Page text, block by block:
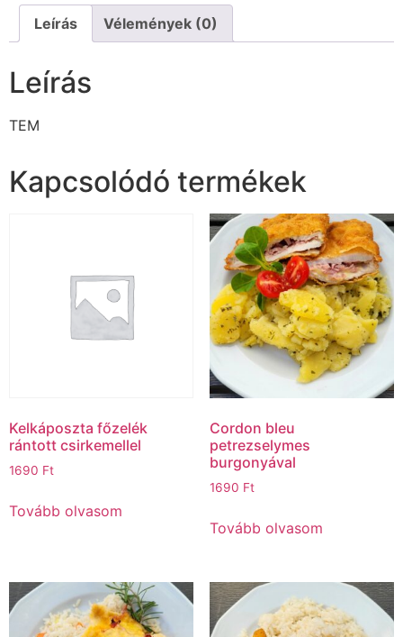
Leírás Vélemények (0)
Leírás
TEM
Kapcsolódó termékek
Kelkáposzta főzelék
rántott csirkemellel
1690 Ft
Tovább olvasom
Cordon bleu
petrezselymes
burgonyával
1690 Ft
Tovább olvasom